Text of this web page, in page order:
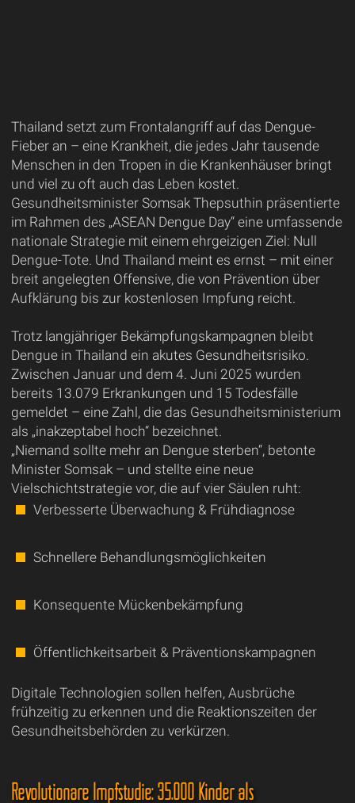
Thailand setzt zum Frontalangriff auf das Dengue-
Fieber an – eine Krankheit, die jedes Jahr tausende
Menschen in den Tropen in die Krankenhäuser bringt
und viel zu oft auch das Leben kostet.
Gesundheitsminister Somsak Thepsuthin präsentierte
im Rahmen des „ASEAN Dengue Day“ eine umfassende
nationale Strategie mit einem ehrgeizigen Ziel: Null
Dengue-Tote. Und Thailand meint es ernst – mit einer
breit angelegten Offensive, die von Prävention über
Aufklärung bis zur kostenlosen Impfung reicht.
Trotz langjähriger Bekämpfungskampagnen bleibt
Dengue in Thailand ein akutes Gesundheitsrisiko.
Zwischen Januar und dem 4. Juni 2025 wurden
bereits 13.079 Erkrankungen und 15 Todesfälle
gemeldet – eine Zahl, die das Gesundheitsministerium
als „inakzeptabel hoch“ bezeichnet.
„Niemand sollte mehr an Dengue sterben“, betonte
Minister Somsak – und stellte eine neue
Vielschichtstrategie vor, die auf vier Säulen ruht:
Verbesserte Überwachung & Frühdiagnose
Schnellere Behandlungsmöglichkeiten
Konsequente Mückenbekämpfung
Öffentlichkeitsarbeit & Präventionskampagnen
Digitale Technologien sollen helfen, Ausbrüche
frühzeitig zu erkennen und die Reaktionszeiten der
Gesundheitsbehörden zu verkürzen.
Revolutionäre Impfstudie: 35.000 Kinder als